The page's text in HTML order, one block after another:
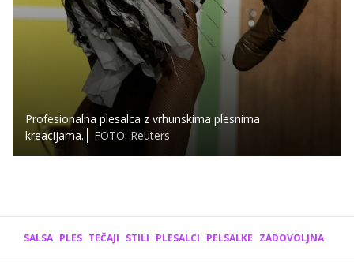
Profesionalna plesalca z vrhunskima plesnima
kreacijama.
FOTO: Reuters
SALSA PLES TEČAJI STILI PLESALCI PELSALKE ZADOVOLJNA